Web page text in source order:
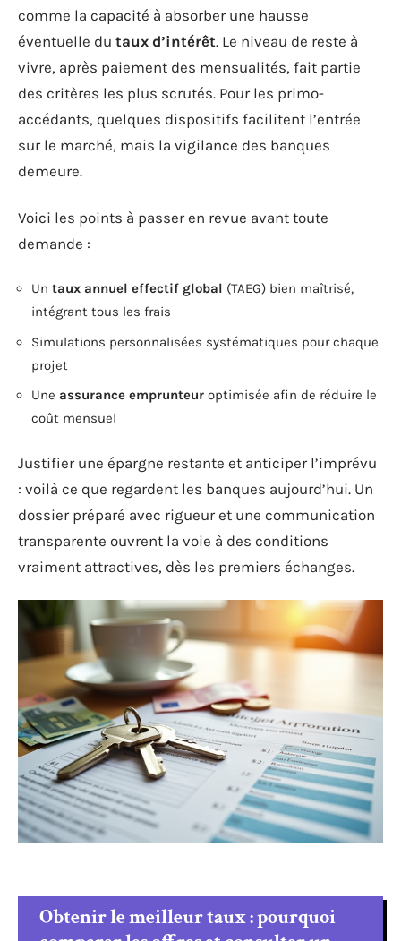
comme la capacité à absorber une hausse
éventuelle du taux d’intérêt. Le niveau de reste à
vivre, après paiement des mensualités, fait partie
des critères les plus scrutés. Pour les primo-
accédants, quelques dispositifs facilitent l’entrée
sur le marché, mais la vigilance des banques
demeure.
Voici les points à passer en revue avant toute
demande :
Un taux annuel effectif global (TAEG) bien maîtrisé,
intégrant tous les frais
Simulations personnalisées systématiques pour chaque
projet
Une assurance emprunteur optimisée afin de réduire le
coût mensuel
Justifier une épargne restante et anticiper l’imprévu
: voilà ce que regardent les banques aujourd’hui. Un
dossier préparé avec rigueur et une communication
transparente ouvrent la voie à des conditions
vraiment attractives, dès les premiers échanges.
Obtenir le meilleur taux : pourquoi